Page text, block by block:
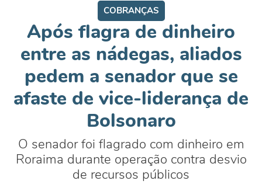
COBRANÇAS
Após flagra de dinheiro
entre as nádegas, aliados
pedem a senador que se
afaste de vice-liderança de
Bolsonaro
O senador foi flagrado com dinheiro em
Roraima durante operação contra desvio
de recursos públicos